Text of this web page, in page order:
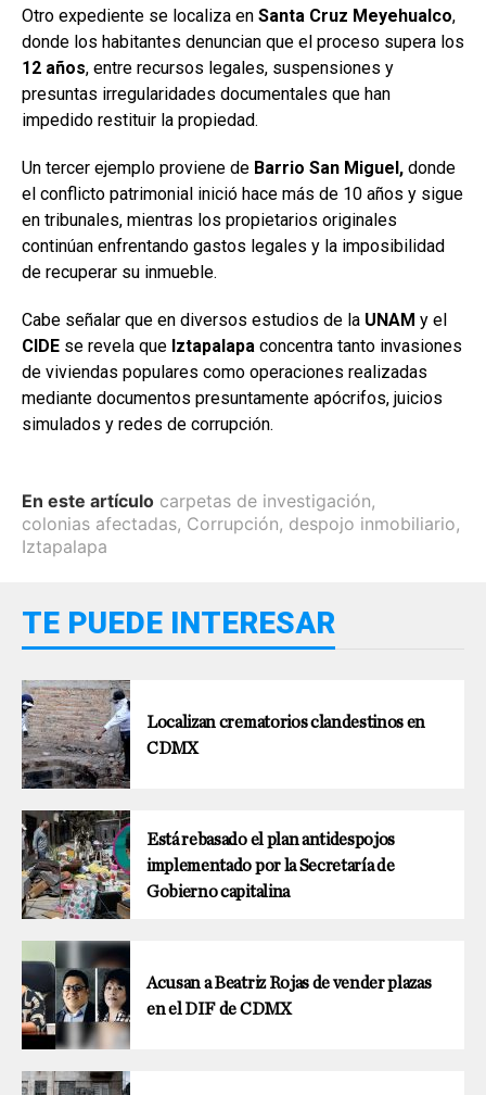
Otro expediente se localiza en Santa Cruz Meyehualco,
donde los habitantes denuncian que el proceso supera los
12 años, entre recursos legales, suspensiones y
presuntas irregularidades documentales que han
impedido restituir la propiedad.
Un tercer ejemplo proviene de Barrio San Miguel, donde
el conflicto patrimonial inició hace más de 10 años y sigue
en tribunales, mientras los propietarios originales
continúan enfrentando gastos legales y la imposibilidad
de recuperar su inmueble.
Cabe señalar que en diversos estudios de la UNAM y el
CIDE se revela que Iztapalapa concentra tanto invasiones
de viviendas populares como operaciones realizadas
mediante documentos presuntamente apócrifos, juicios
simulados y redes de corrupción.
En este artículo carpetas de investigación,
colonias afectadas, Corrupción, despojo inmobiliario,
Iztapalapa
TE PUEDE INTERESAR
Localizan crematorios clandestinos en
CDMX
Está rebasado el plan antidespojos
implementado por la Secretaría de
Gobierno capitalina
Acusan a Beatriz Rojas de vender plazas
en el DIF de CDMX